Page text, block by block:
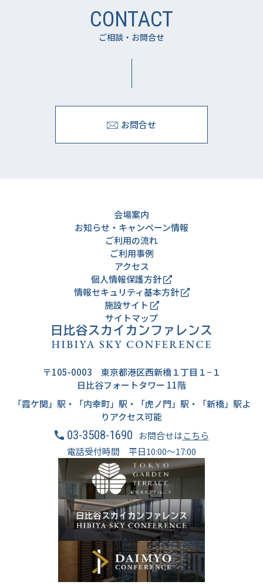
CONTACT
ご相談・お問合せ
お問合せ
〒105-0003 東京都港区西新橋１丁目１−１
日比谷フォートタワー 11階
「霞ケ関」駅・「内幸町」駅・「虎ノ門」駅・「新橋」駅よ
りアクセス可能
03-3508-1690 お問合せはこちら
電話受付時間 平日10:00～17:00
会場案内
お知らせ・キャンペーン情報
ご利用の流れ
ご利用事例
アクセス
個人情報保護方針
情報セキュリティ基本方針
施設サイト
サイトマップ